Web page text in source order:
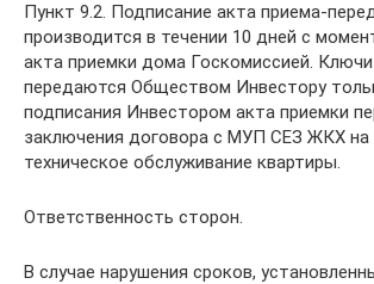
Пункт 9.2. Подписание акта приема-
производится в течении 10 дней с
акта приемки дома Госкомиссией.
передаются Обществом Инвестору
подписания Инвестором акта приемки
заключения договора с МУП СЕЗ ЖКХ на
техническое обслуживание квартиры.
Ответственность сторон.
В случае нарушения сроков,